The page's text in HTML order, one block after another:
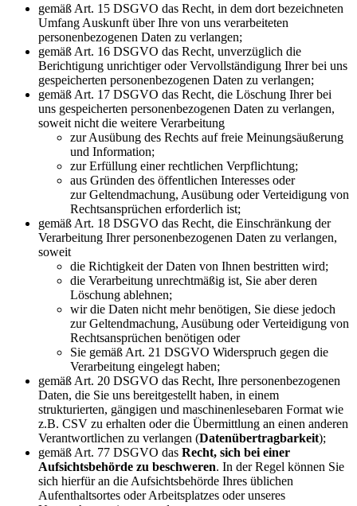
gemäß Art. 15 DSGVO das Recht, in dem dort bezeichneten
Umfang Auskunft über Ihre von uns verarbeiteten
personenbezogenen Daten zu verlangen;
gemäß Art. 16 DSGVO das Recht, unverzüglich die
Berichtigung unrichtiger oder Vervollständigung Ihrer bei uns
gespeicherten personenbezogenen Daten zu verlangen;
gemäß Art. 17 DSGVO das Recht, die Löschung Ihrer bei
uns gespeicherten personenbezogenen Daten zu verlangen,
soweit nicht die weitere Verarbeitung
zur Ausübung des Rechts auf freie Meinungsäußerung
und Information;
zur Erfüllung einer rechtlichen Verpflichtung;
aus Gründen des öffentlichen Interesses oder
zur Geltendmachung, Ausübung oder Verteidigung von
Rechtsansprüchen erforderlich ist;
gemäß Art. 18 DSGVO das Recht, die Einschränkung der
Verarbeitung Ihrer personenbezogenen Daten zu verlangen,
soweit
die Richtigkeit der Daten von Ihnen bestritten wird;
die Verarbeitung unrechtmäßig ist, Sie aber deren
Löschung ablehnen;
wir die Daten nicht mehr benötigen, Sie diese jedoch
zur Geltendmachung, Ausübung oder Verteidigung von
Rechtsansprüchen benötigen oder
Sie gemäß Art. 21 DSGVO Widerspruch gegen die
Verarbeitung eingelegt haben;
gemäß Art. 20 DSGVO das Recht, Ihre personenbezogenen
Daten, die Sie uns bereitgestellt haben, in einem
strukturierten, gängigen und maschinenlesebaren Format wie
z.B. CSV zu erhalten oder die Übermittlung an einen anderen
Verantwortlichen zu verlangen (Datenübertragbarkeit);
gemäß Art. 77 DSGVO das Recht, sich bei einer
Aufsichtsbehörde zu beschweren. In der Regel können Sie
sich hierfür an die Aufsichtsbehörde Ihres üblichen
Aufenthaltsortes oder Arbeitsplatzes oder unseres